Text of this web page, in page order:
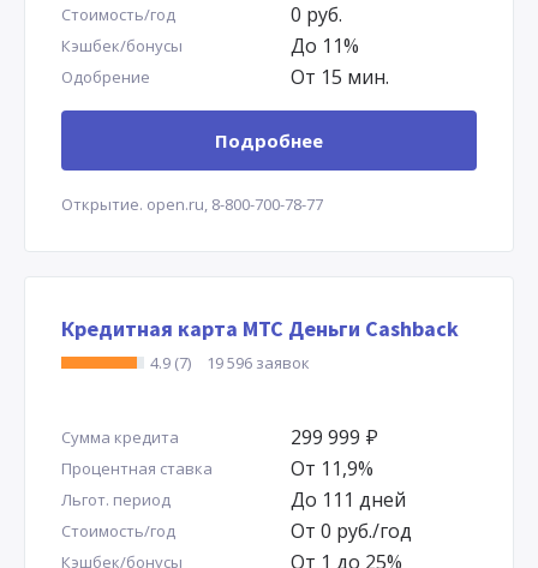
Стоимость/год 0 руб.
Кэшбек/бонусы До 11%
Одобрение От 15 мин.
Подробнее
Открытие. open.ru, 8-800-700-78-77
Кредитная карта МТС Деньги Cashback
4.9 (7) 19 596 заявок
Сумма кредита 299 999 Р
Процентная ставка От 11,9%
Льгот. период До 111 дней
Стоимость/год От 0 руб./год
Кэшбек/бонусы От 1 до 25%